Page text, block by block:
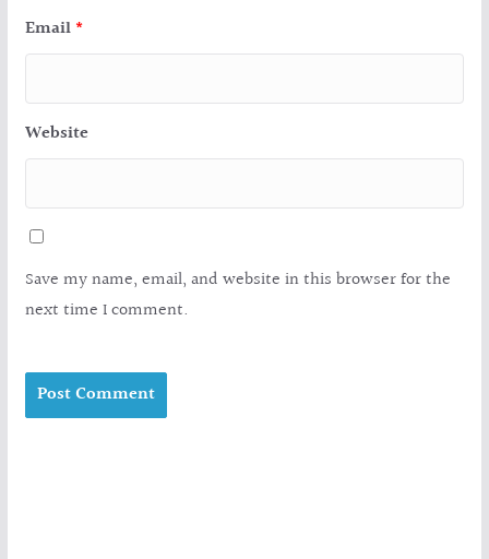
Email *
Website
Save my name, email, and website in this browser for the
next time I comment.